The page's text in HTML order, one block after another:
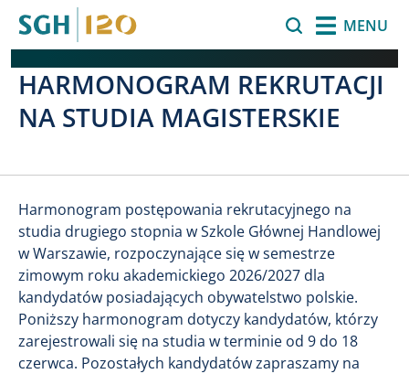
MENU
HARMONOGRAM REKRUTACJI
NA STUDIA MAGISTERSKIE
Harmonogram postępowania rekrutacyjnego na
studia drugiego stopnia w Szkole Głównej Handlowej
w Warszawie, rozpoczynające się w semestrze
zimowym roku akademickiego 2026/2027 dla
kandydatów posiadających obywatelstwo polskie.
Poniższy harmonogram dotyczy kandydatów, którzy
zarejestrowali się na studia w terminie od 9 do 18
czerwca. Pozostałych kandydatów zapraszamy na